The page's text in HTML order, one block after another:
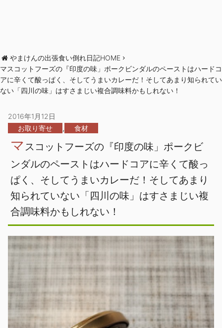
やまけんの出張食い倒れ日記HOME
マスコットフーズの『印度の味」ポークビンダルのペーストはハードコ
アに辛くて酸っぱく、そしてうまいカレーだ！そしてあまり知られてい
ない「四川の味」はすさまじい複合調味料かもしれない！
2016年1月12日
お取り寄せ
, 食材
マ スコットフーズの『印度の味」ポークビ
ンダルのペーストはハードコアに辛くて酸っ
ぱく、そしてうまいカレーだ！そしてあまり
知られていない「四川の味」はすさまじい複
合調味料かもしれない！